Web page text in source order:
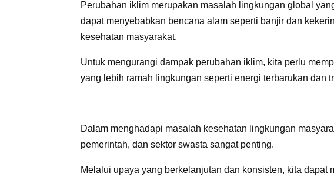
Perubahan iklim merupakan masalah lingkungan global
dapat menyebabkan bencana alam seperti banjir dan
kesehatan masyarakat.
Untuk mengurangi dampak perubahan iklim, kita perlu
yang lebih ramah lingkungan seperti energi terbarukan dan
Dalam menghadapi masalah kesehatan lingkungan
pemerintah, dan sektor swasta sangat penting.
Melalui upaya yang berkelanjutan dan konsisten, kita dapat